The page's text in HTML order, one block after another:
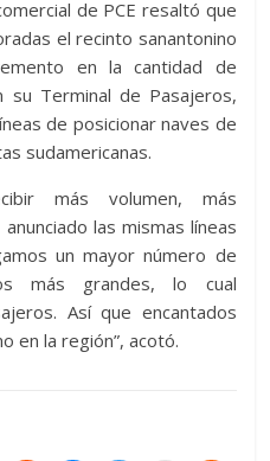
de PCE resaltó que
el recinto sanantonino
en la cantidad de
Terminal de Pasajeros,
de posicionar naves de
sudamericanas.
más volumen, más
las mismas líneas
un mayor número de
más grandes, lo cual
Así que encantados
en la región”, acotó.